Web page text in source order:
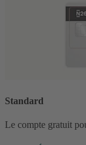
Standard
Le compte gratuit